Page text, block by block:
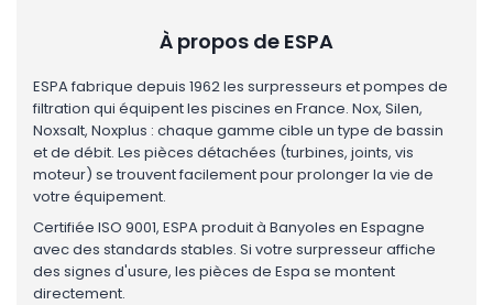
À propos de ESPA
ESPA fabrique depuis 1962 les surpresseurs et pompes de
filtration qui équipent les piscines en France. Nox, Silen,
Noxsalt, Noxplus : chaque gamme cible un type de bassin
et de débit. Les pièces détachées (turbines, joints, vis
moteur) se trouvent facilement pour prolonger la vie de
votre équipement.
Certifiée ISO 9001, ESPA produit à Banyoles en Espagne
avec des standards stables. Si votre surpresseur affiche
des signes d'usure, les pièces de Espa se montent
directement.